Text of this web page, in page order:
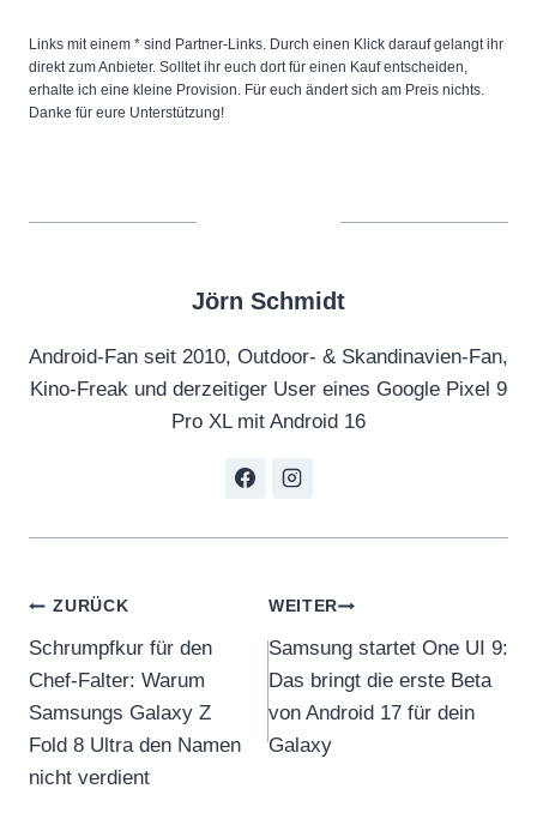
Links mit einem * sind Partner-Links. Durch einen Klick darauf gelangt ihr
direkt zum Anbieter. Solltet ihr euch dort für einen Kauf entscheiden,
erhalte ich eine kleine Provision. Für euch ändert sich am Preis nichts.
Danke für eure Unterstützung!
Jörn Schmidt
Android-Fan seit 2010, Outdoor- & Skandinavien-Fan,
Kino-Freak und derzeitiger User eines Google Pixel 9
Pro XL mit Android 16
Beitragsnavigation
ZURÜCK
Schrumpfkur für den
Chef-Falter: Warum
Samsungs Galaxy Z
Fold 8 Ultra den Namen
nicht verdient
WEITER
Samsung startet One UI 9:
Das bringt die erste Beta
von Android 17 für dein
Galaxy